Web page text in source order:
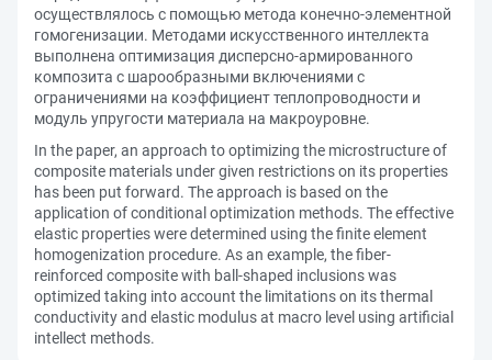
осуществлялось с помощью метода конечно-элементной
гомогенизации. Методами искусственного интеллекта
выполнена оптимизация дисперсно-армированного
композита с шарообразными включениями с
ограничениями на коэффициент теплопроводности и
модуль упругости материала на макроуровне.
In the paper, an approach to optimizing the microstructure of
composite materials under given restrictions on its properties
has been put forward. The approach is based on the
application of conditional optimization methods. The effective
elastic properties were determined using the finite element
homogenization procedure. As an example, the fiber-
reinforced composite with ball-shaped inclusions was
optimized taking into account the limitations on its thermal
conductivity and elastic modulus at macro level using artificial
intellect methods.